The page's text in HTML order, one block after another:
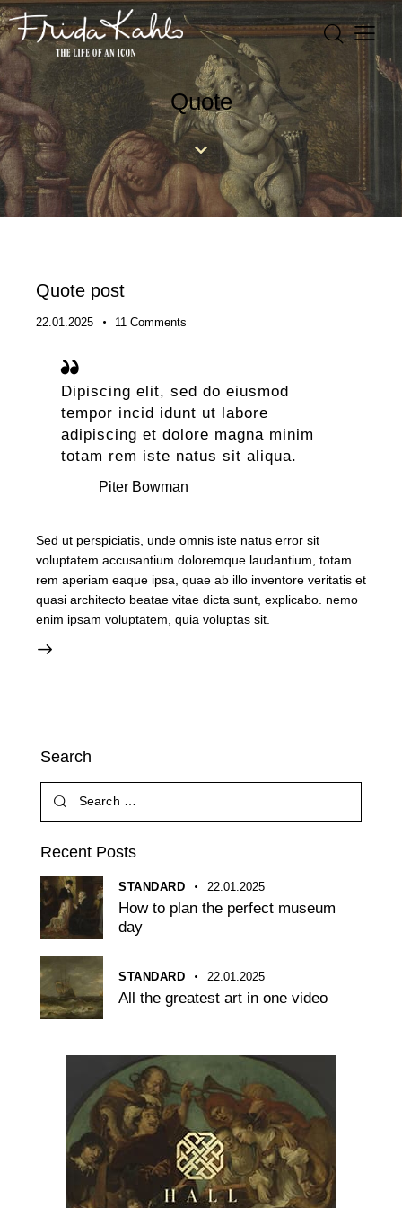
Quote
Quote post
22.01.2025 11 Comments
Dipiscing elit, sed do eiusmod
tempor incid idunt ut labore
adipiscing et dolore magna minim
totam rem iste natus sit aliqua.
Piter Bowman
Sed ut perspiciatis, unde omnis iste natus error sit
voluptatem accusantium doloremque laudantium, totam
rem aperiam eaque ipsa, quae ab illo inventore veritatis et
quasi architecto beatae vitae dicta sunt, explicabo. nemo
enim ipsam voluptatem, quia voluptas sit.
Search
Recent Posts
STANDARD 22.01.2025
How to plan the perfect museum
day
STANDARD 22.01.2025
All the greatest art in one video